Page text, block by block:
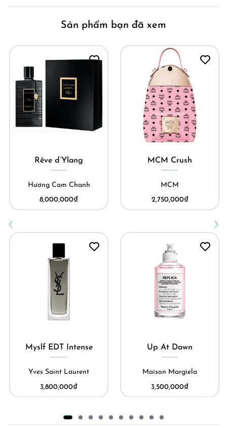
Sản phẩm bạn đã xem
Rêve d’Ylang
Hương Cam Chanh
8,000,000₫
Myslf EDT Intense
Yves Saint Laurent
3,800,000₫
MCM Crush
MCM
2,750,000₫
Up At Dawn
Maison Margiela
3,500,000₫